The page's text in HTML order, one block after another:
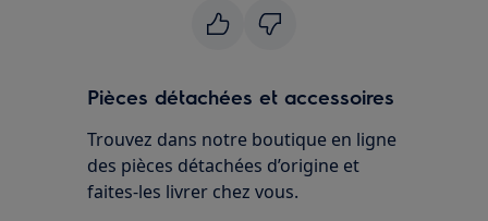
Pièces détachées et accessoires
Trouvez dans notre boutique en ligne
des pièces détachées d’origine et
faites-les livrer chez vous.